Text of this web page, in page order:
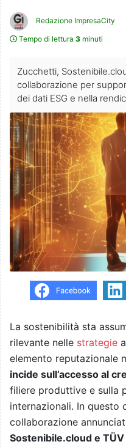
Redazione ImpresaCity
Tempo di lettura 3 minuti
Zucchetti,
collaborazione per
dei dati ESG e nella
La sostenibilità sta
rilevante nelle strategie
elemento reputazionale
incide sull’accesso al
filiere produttive e sulla
internazionali. In questo
collaborazione
Sostenibile.cloud e TÜV